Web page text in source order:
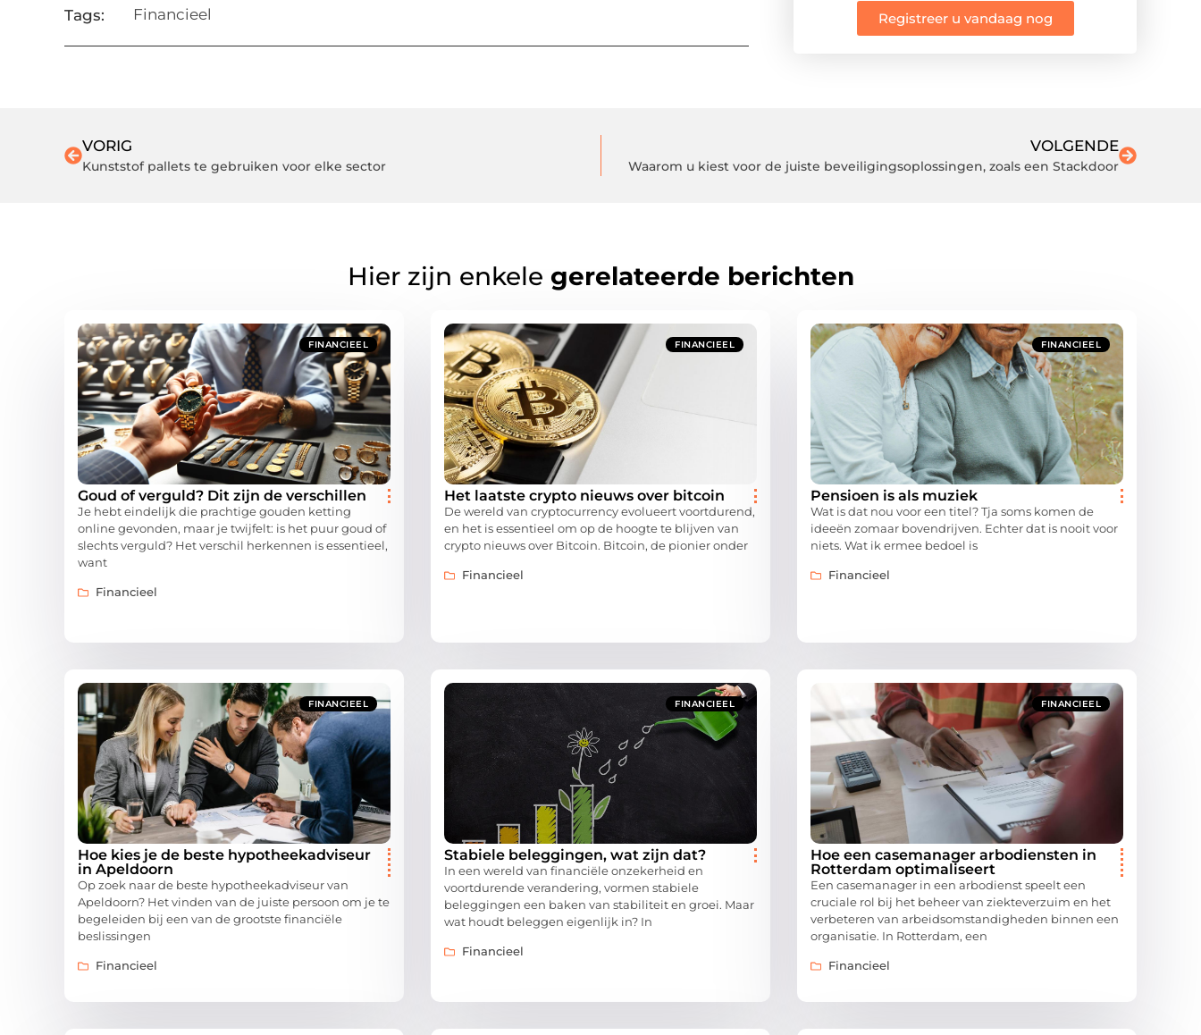
Tags: Financieel Registreer u vandaag nog
VORIG
Kunststof pallets te gebruiken voor elke sector
VOLGENDE
Waarom u kiest voor de juiste beveiligingsoplossingen, zoals een Stackdoor
Hier zijn enkele gerelateerde berichten
FINANCIEEL
Goud of verguld? Dit zijn de verschillen
Je hebt eindelijk die prachtige gouden ketting
online gevonden, maar je twijfelt: is het puur goud of
slechts verguld? Het verschil herkennen is essentieel,
want
Financieel
FINANCIEEL
Het laatste crypto nieuws over bitcoin
De wereld van cryptocurrency evolueert voortdurend,
en het is essentieel om op de hoogte te blijven van
crypto nieuws over Bitcoin. Bitcoin, de pionier onder
Financieel
FINANCIEEL
Pensioen is als muziek
Wat is dat nou voor een titel? Tja soms komen de
ideeën zomaar bovendrijven. Echter dat is nooit voor
niets. Wat ik ermee bedoel is
Financieel
FINANCIEEL
Hoe kies je de beste hypotheekadviseur
in Apeldoorn
Op zoek naar de beste hypotheekadviseur van
Apeldoorn? Het vinden van de juiste persoon om je te
begeleiden bij een van de grootste financiële
beslissingen
Financieel
FINANCIEEL
Stabiele beleggingen, wat zijn dat?
In een wereld van financiële onzekerheid en
voortdurende verandering, vormen stabiele
beleggingen een baken van stabiliteit en groei. Maar
wat houdt beleggen eigenlijk in? In
Financieel
FINANCIEEL
Hoe een casemanager arbodiensten in
Rotterdam optimaliseert
Een casemanager in een arbodienst speelt een
cruciale rol bij het beheer van ziekteverzuim en het
verbeteren van arbeidsomstandigheden binnen een
organisatie. In Rotterdam, een
Financieel